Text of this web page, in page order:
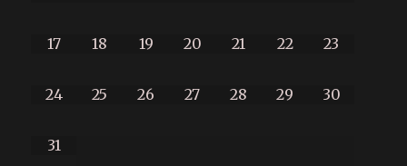
17 18 19 20 21 22 23
24 25 26 27 28 29 30
31